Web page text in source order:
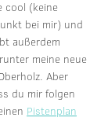
cool (keine
bei mir) und
außerdem
meine neue
Aber
du mir folgen
Pistenplan